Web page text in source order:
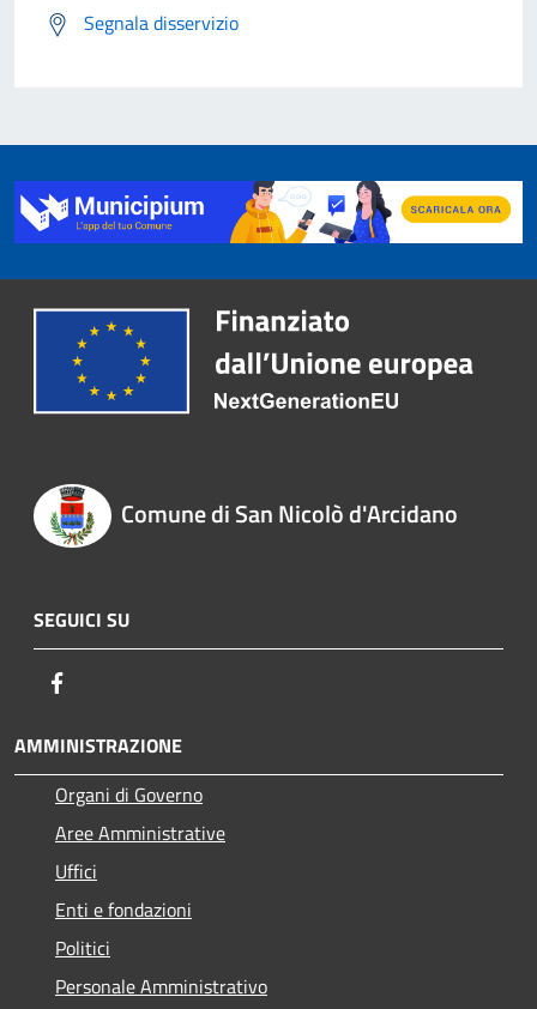
Segnala disservizio
Comune di San Nicolò d'Arcidano
SEGUICI SU
AMMINISTRAZIONE
Organi di Governo
Aree Amministrative
Uffici
Enti e fondazioni
Politici
Personale Amministrativo